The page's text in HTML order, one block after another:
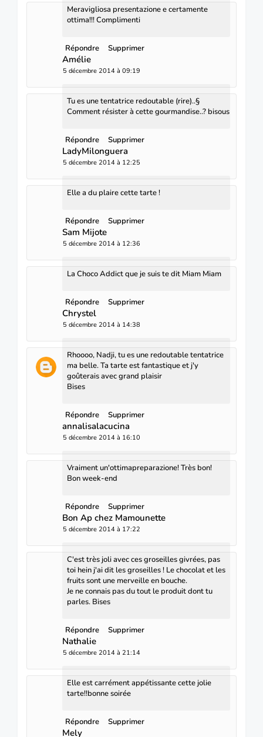
Meravigliosa presentazione e certamente
ottima!!! Complimenti
Répondre Supprimer
Amélie
5 décembre 2014 à 09:19
Tu es une tentatrice redoutable (rire)..§
Comment résister à cette gourmandise..? bisous
Répondre Supprimer
LadyMilonguera
5 décembre 2014 à 12:25
Elle a du plaire cette tarte !
Répondre Supprimer
Sam Mijote
5 décembre 2014 à 12:36
La Choco Addict que je suis te dit Miam Miam
Répondre Supprimer
Chrystel
5 décembre 2014 à 14:38
Rhoooo, Nadji, tu es une redoutable tentatrice
ma belle. Ta tarte est fantastique et j'y
goûterais avec grand plaisir
Bises
Répondre Supprimer
annalisalacucina
5 décembre 2014 à 16:10
Vraiment un'ottimapreparazione! Très bon!
Bon week-end
Répondre Supprimer
Bon Ap chez Mamounette
5 décembre 2014 à 17:22
C'est très joli avec ces groseilles givrées, pas
toi hein j'ai dit les groseilles ! Le chocolat et les
fruits sont une merveille en bouche.
Je ne connais pas du tout le produit dont tu
parles. Bises
Répondre Supprimer
Nathalie
5 décembre 2014 à 21:14
Elle est carrément appétissante cette jolie
tarte!!bonne soirée
Répondre Supprimer
Mely